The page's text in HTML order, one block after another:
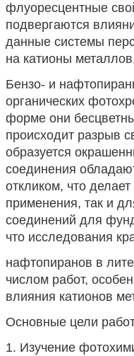
флуоресцентные
подвергаются
данные системы
на катионы
Бензо- и
органических
форме они
происходит разрыв
образуется
соединения
откликом, что
применения, так и
соединений для
что исследования
нафтопиранов в
числом работ,
влияния катионов
Основные цели
1. Изучение